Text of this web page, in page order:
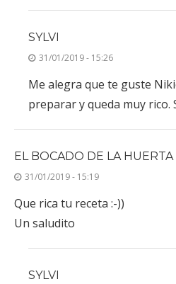
SYLVI
31/01/2019 - 15:26
Me alegra que te guste
preparar y queda muy rico.
EL BOCADO DE LA HUERTA
31/01/2019 - 15:19
Que rica tu receta :-))
Un saludito
SYLVI